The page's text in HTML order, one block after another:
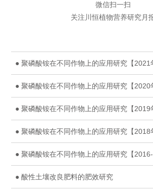
微信扫一扫
关注川恒植物营养研究月
● 聚磷酸铵在不同作物上的应用研究【2021
● 聚磷酸铵在不同作物上的应用研究【2020
● 聚磷酸铵在不同作物上的应用研究【2019
● 聚磷酸铵在不同作物上的应用研究【2018
● 聚磷酸铵在不同作物上的应用研究【2016-
● 酸性土壤改良肥料的肥效研究